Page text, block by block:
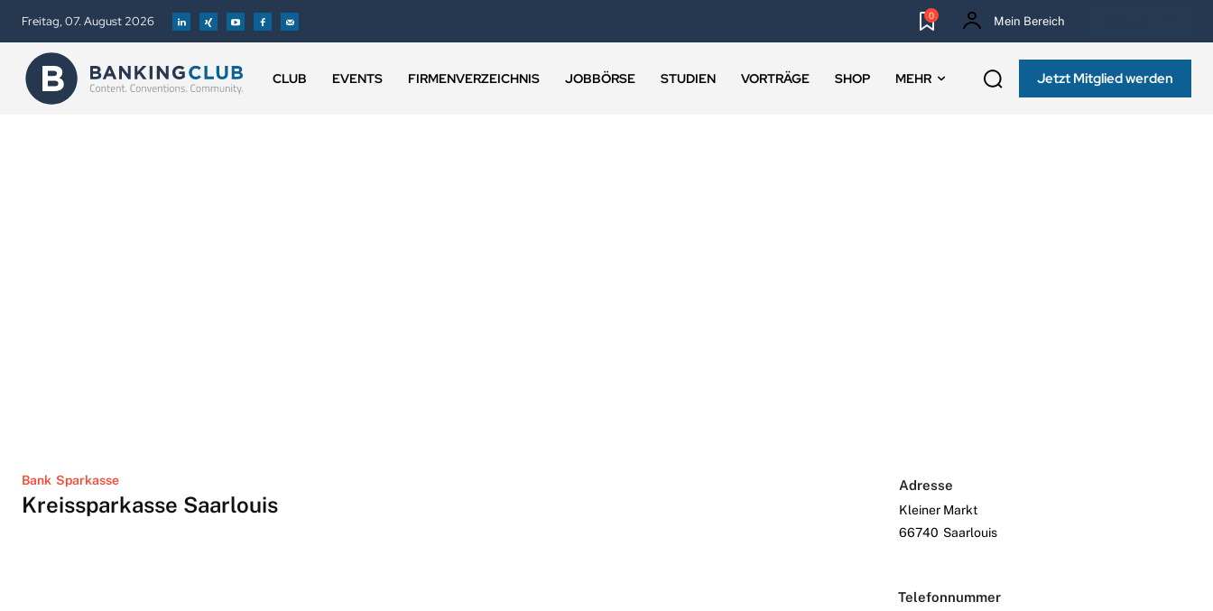
Freitag, 07. August 2026 0 Mein Bereich
CLUB EVENTS FIRMENVERZEICHNIS JOBBÖRSE STUDIEN VORTRÄGE SHOP MEHR Jetzt Mitglied werden
Bank Sparkasse
Kreissparkasse Saarlouis
Adresse
Kleiner Markt
66740 Saarlouis
Telefonnummer